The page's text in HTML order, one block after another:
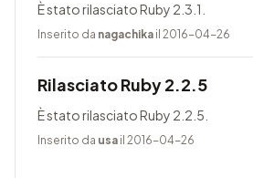
È stato rilasciato Ruby 2.3.1.
Inserito da nagachika il 2016-04-26
Rilasciato Ruby 2.2.5
È stato rilasciato Ruby 2.2.5.
Inserito da usa il 2016-04-26